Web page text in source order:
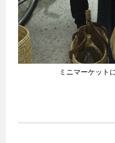
ミニマーケット